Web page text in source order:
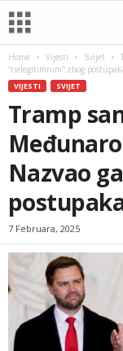
Home Vijesti Svijet
“nelegitimnim” zbog
VIJESTI SVIJET
Tramp
Nazvao
7 Februara, 2025